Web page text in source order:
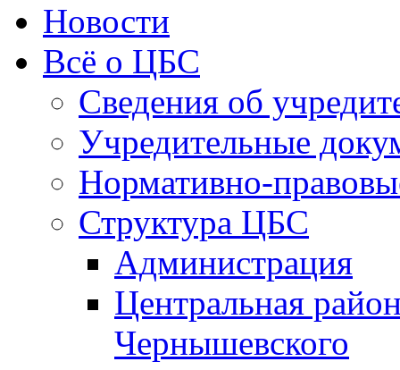
Новости
Всё о ЦБС
Сведения об
Учредительные
Нормативно-
Структура ЦБС
Администрация
Центральная
Чернышевского